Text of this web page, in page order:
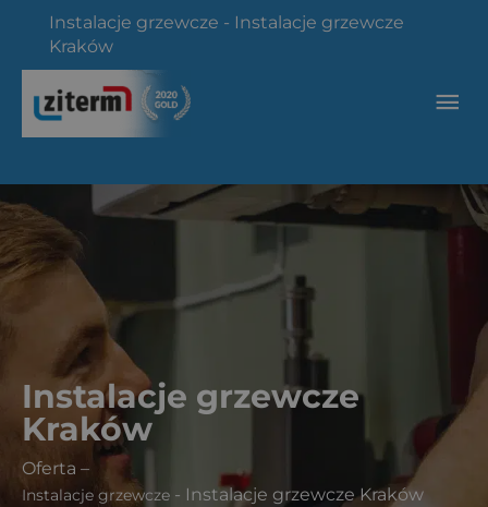
Instalacje grzewcze - Instalacje grzewcze
Kraków
Instalacje grzewcze
Kraków
Oferta –
Instalacje grzewcze - Instalacje grzewcze Kraków